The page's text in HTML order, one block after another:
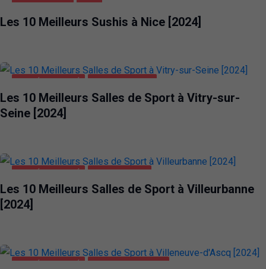
ALIMENTATION NICE
Les 10 Meilleurs Sushis à Nice [2024]
SANTÉ ET BEAUTÉ VITRY-SUR-SEINE
Les 10 Meilleurs Salles de Sport à Vitry-sur-
Seine [2024]
SANTÉ ET BEAUTÉ VILLEURBANNE
Les 10 Meilleurs Salles de Sport à Villeurbanne
[2024]
SANTÉ ET BEAUTÉ VILLENEUVE-D'ASCQ